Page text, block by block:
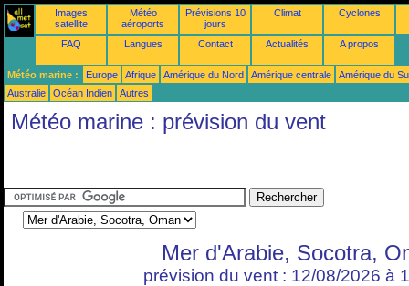
Images
satellite
Météo
aéroports
Prévisions 10
jours
Climat Cyclones
FAQ Langues Contact Actualités A propos
Météo marine : Europe Afrique Amérique du Nord Amérique centrale
Amérique du
Australie
Océan Indien Autres
Météo marine : prévision du vent
Mer d'Arabie, Socotra,
prévision du vent : 12/08/2026 à